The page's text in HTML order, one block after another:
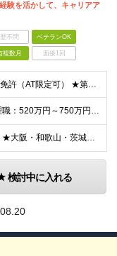
験を活かして、キャリアア
不問 ベテランOK
複数月 面接1回
◆高卒以上◆普通自動車免許（AT限定可） ★第二新卒歓迎 ★プラント業界以外での施工管理経験者歓迎 【こんな方は向いています】 ・施工管理のスキルを活かして働きたい ・安定企業で長く働きたい ・チ
【想定年収】 ★施工管理職：520万円～750万円 ※上記年収は残業時間40時間／月相当の金額を含みます。 月給25万円～35万円＋賞与年2回（原則固定支給額4ヵ月分）＋諸手当（残業手当全額など）
★地元密着、転勤なし！ ★大阪・和歌山・茨城・三重・千葉の各拠点 ★Ｕ・Iターン歓迎！（面接交通費支給） ★社用車貸与（出勤利用OK）、駐車場費用支給 ・大阪府堺市 ・和歌山県有田市 ・茨城県神栖市
検討中に入れる